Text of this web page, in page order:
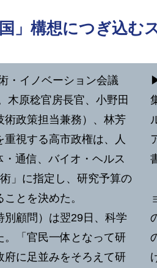
」構想につぎ込
・イノベーション会議
木原稔官房長官、小野田
術政策担当兼務）、林芳
視する高市政権は、人
通信、バイオ・ヘルス
」に指定し、研究予算の
とを決めた。
顧問）は翌29日、科学
。「官民一体となって研
府に足並みをそろえて研